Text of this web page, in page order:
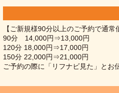
【ご新規様90分以上のご予約で通常
90分 14,000円⇒13,000円
120分 18,000円⇒17,000円
150分 22,000円⇒21,000円
ご予約の際に「リフナビ見た」とお